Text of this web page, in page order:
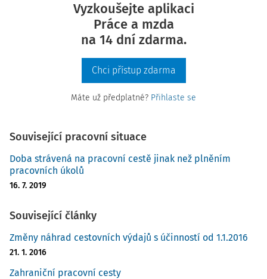
Vyzkoušejte aplikaci
Práce a mzda
na 14 dní zdarma.
Chci přístup zdarma
Máte už předplatné? Přihlaste se
Související pracovní situace
Doba strávená na pracovní cestě jinak než plněním
pracovních úkolů
16. 7. 2019
Související články
Změny náhrad cestovních výdajů s účinností od 1.1.2016
21. 1. 2016
Zahraniční pracovní cesty